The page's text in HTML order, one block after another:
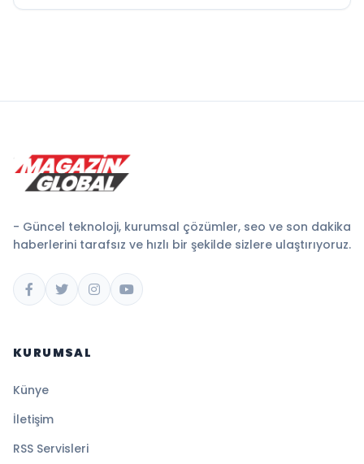
- Güncel teknoloji, kurumsal çözümler, seo ve son dakika
haberlerini tarafsız ve hızlı bir şekilde sizlere ulaştırıyoruz.
KURUMSAL
Künye
İletişim
RSS Servisleri